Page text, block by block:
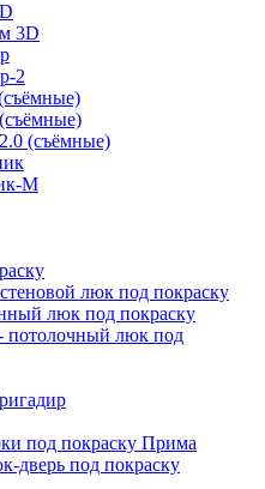
3D
2
(съёмные)
М
люк под покраску
люк под покраску
потолочный люк под
под покраску Прима
дверь под покраску